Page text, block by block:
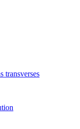
transverses